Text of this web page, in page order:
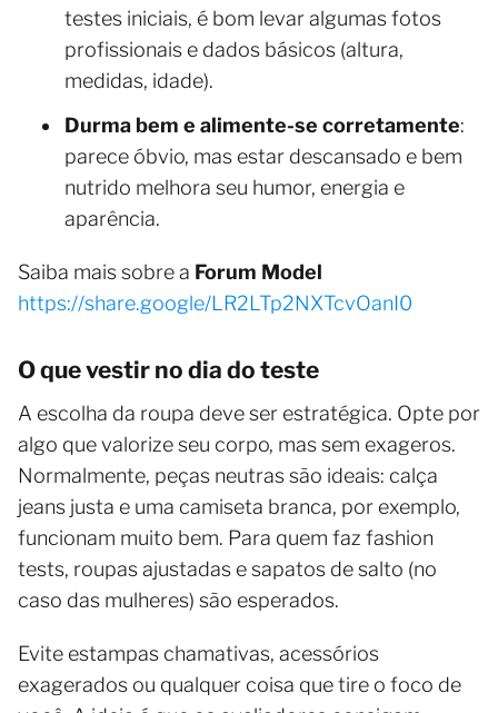
testes iniciais, é bom levar algumas fotos
profissionais e dados básicos (altura,
medidas, idade).
Durma bem e alimente-se corretamente:
parece óbvio, mas estar descansado e bem
nutrido melhora seu humor, energia e
aparência.
Saiba mais sobre a Forum Model
https://share.google/LR2LTp2NXTcvOanI0
O que vestir no dia do teste
A escolha da roupa deve ser estratégica. Opte por
algo que valorize seu corpo, mas sem exageros.
Normalmente, peças neutras são ideais: calça
jeans justa e uma camiseta branca, por exemplo,
funcionam muito bem. Para quem faz fashion
tests, roupas ajustadas e sapatos de salto (no
caso das mulheres) são esperados.
Evite estampas chamativas, acessórios
exagerados ou qualquer coisa que tire o foco de